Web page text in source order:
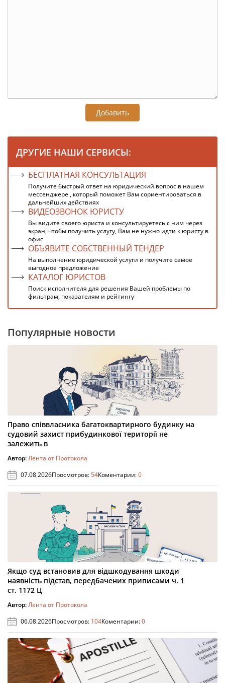
Добавить
ДРУГИЕ НАШИ СЕРВИСЫ:
БЕСПЛАТНАЯ КОНСУЛЬТАЦИЯ
Получите быстрый ответ на юридический вопрос в нашем
мессенджере , который поможет Вам сориентироваться в
дальнейших действиях
ВИДЕОЗВОНОК ЮРИСТУ
Вы видите своего юриста и консультируетесь с ним через
экран, чтобы получить услугу, Вам не нужно идти к юристу в
офис
ОБЪЯВИТЕ СОБСТВЕННЫЙ ТЕНДЕР
На выполнение юридической услуги и получите самое
выгодное предложение
КАТАЛОГ ЮРИСТОВ
Поиск исполнителя для решения Вашей проблемы по
фильтрам, показателям и рейтингу
Популярные новости
Право співвласника багатоквартирного будинку на
судовий захист прибудинкової території не
залежить в
Автор:Лента от Протокола
07.08.2026Просмотров:54Коментарии:0
Якщо суд встановив для відшкодування шкоди
наявність підстав, передбачених приписами ч. 1
ст. 1172 Ц
Автор:Лента от Протокола
06.08.2026Просмотров: 104Коментарии:0